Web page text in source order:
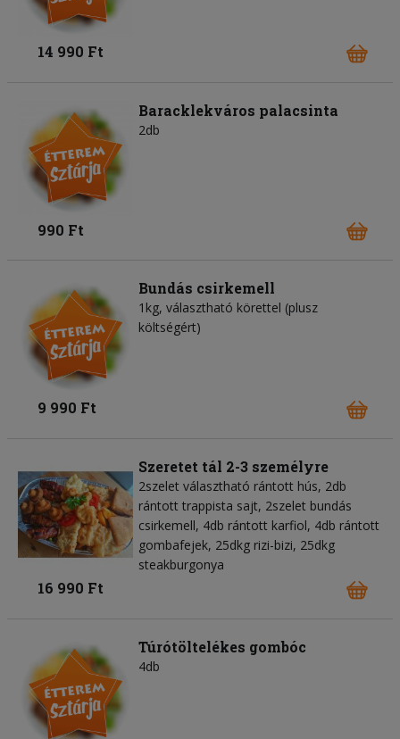
14 990 Ft
Baracklekváros palacsinta
2db
990 Ft
Bundás csirkemell
1kg, választható körettel (plusz
költségért)
9 990 Ft
Szeretet tál 2-3 személyre
2szelet választható rántott hús, 2db
rántott trappista sajt, 2szelet bundás
csirkemell, 4db rántott karfiol, 4db rántott
gombafejek, 25dkg rizi-bizi, 25dkg
steakburgonya
16 990 Ft
Túrótöltelékes gombóc
4db